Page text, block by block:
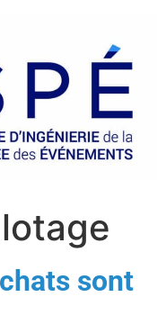
sont